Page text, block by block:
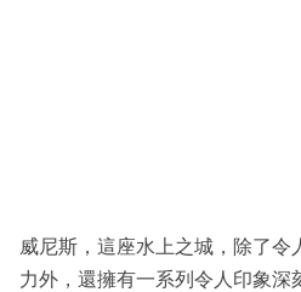
區
威尼斯，這座水上之城，除了
力外，還擁有一系列令人印象深